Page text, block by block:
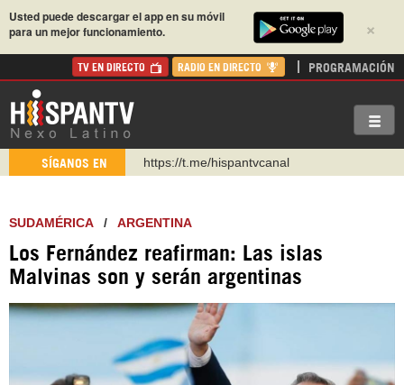
×
Usted puede descargar el app en su móvil
para un mejor funcionamiento.
TV EN DIRECTO RADIO EN DIRECTO PROGRAMACIÓN
SÍGANOS EN
https://t.me/hispantvcanal
WhatsApp y Viber: +98 921 79 29 404
Instagram como: hispan_tv
https://www.facebook.com/Nexolatino.Canal
http://twitter.com/nexo_latino
SUDAMÉRICA/ ARGENTINA
Los Fernández reafirman: Las islas
Malvinas son y serán argentinas